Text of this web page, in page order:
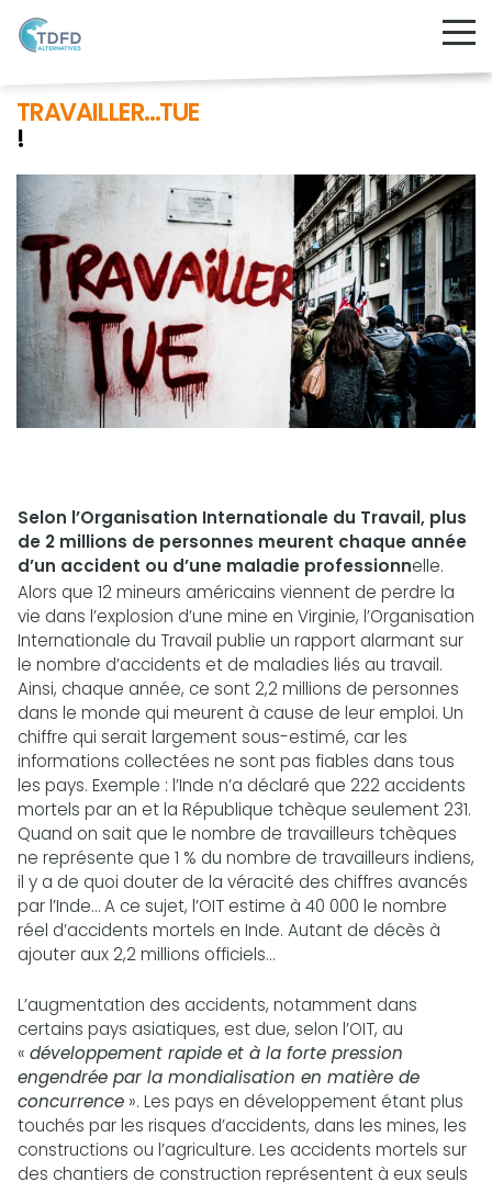
TRAVAILLER…TUE
!
Selon l’Organisation Internationale du Travail, plus
de 2 millions de personnes meurent chaque année
d’un accident ou d’une maladie professionnelle.
Alors que 12 mineurs américains viennent de perdre la
vie dans l’explosion d’une mine en Virginie, l’Organisation
Internationale du Travail publie un rapport alarmant sur
le nombre d’accidents et de maladies liés au travail.
Ainsi, chaque année, ce sont 2,2 millions de personnes
dans le monde qui meurent à cause de leur emploi. Un
chiffre qui serait largement sous-estimé, car les
informations collectées ne sont pas fiables dans tous
les pays. Exemple : l’Inde n’a déclaré que 222 accidents
mortels par an et la République tchèque seulement 231.
Quand on sait que le nombre de travailleurs tchèques
ne représente que 1 % du nombre de travailleurs indiens,
il y a de quoi douter de la véracité des chiffres avancés
par l’Inde… A ce sujet, l’OIT estime à 40 000 le nombre
réel d’accidents mortels en Inde. Autant de décès à
ajouter aux 2,2 millions officiels…
L’augmentation des accidents, notamment dans
certains pays asiatiques, est due, selon l’OIT, au
« développement rapide et à la forte pression
engendrée par la mondialisation en matière de
concurrence ». Les pays en développement étant plus
touchés par les risques d’accidents, dans les mines, les
constructions ou l’agriculture. Les accidents mortels sur
des chantiers de construction représentent à eux seuls